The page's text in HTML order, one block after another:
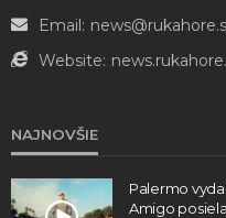
Email:
Website:
NAJNOVŠIE
Palermo
Amigo